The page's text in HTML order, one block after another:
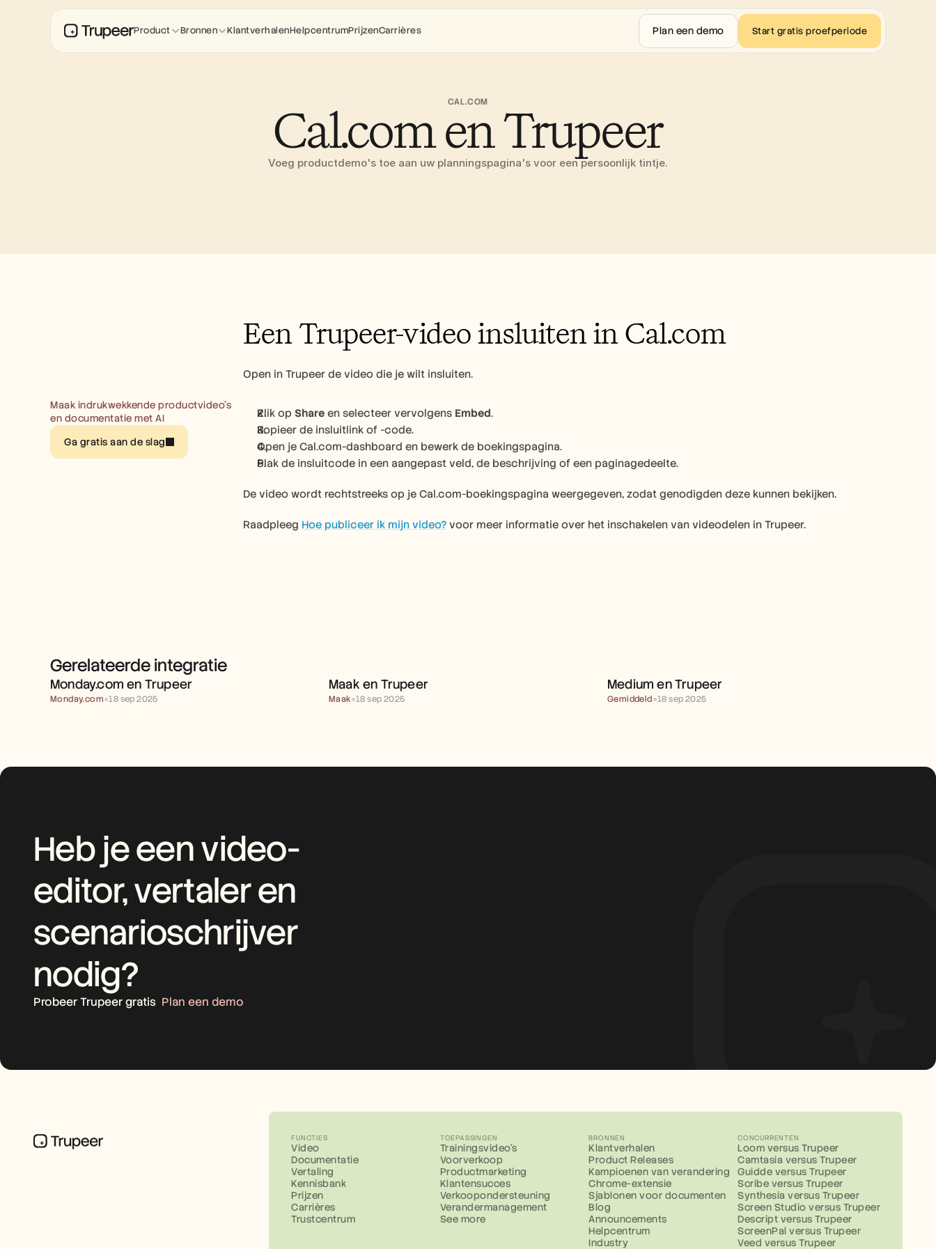
CAL.COM
Cal.com en Trupeer
Voeg productdemo's toe aan uw planningspagina's voor een persoonlijk tintje.
Maak indrukwekkende productvideo’s
en documentatie met AI
Ga gratis aan de slag
Een Trupeer-video insluiten in Cal.com
Open in Trupeer de video die je wilt insluiten.
Klik op Share en selecteer vervolgens Embed.
Kopieer de insluitlink of -code.
Open je Cal.com-dashboard en bewerk de boekingspagina.
Plak de insluitcode in een aangepast veld, de beschrijving of een paginagedeelte.
De video wordt rechtstreeks op je Cal.com-boekingspagina weergegeven, zodat genodigden deze kunnen bekijken.
Raadpleeg Hoe publiceer ik mijn video? voor meer informatie over het inschakelen van videodelen in Trupeer.
Gerelateerde integratie
MONDAY.COM EN TRUPEER
Monday.com en Trupeer
Monday.com●18 sep 2025
Maak en Trupeer
Maak●18 sep 2025
MEDIUM EN TRUPEER
Medium en Trupeer
Gemiddeld●18 sep 2025
Heb je een video-
editor, vertaler en
scenarioschrijver
nodig?
Probeer Trupeer gratis Plan een demo
FUNCTIES
Video
Documentatie
Vertaling
Kennisbank
Prijzen
Carrières
Trustcentrum
TOEPASSINGEN
Trainingsvideo's
Voorverkoop
Productmarketing
Klantensucces
Verkoopondersteuning
Verandermanagement
See more
BRONNEN
Klantverhalen
Product Releases
Kampioenen van verandering
Chrome-extensie
Sjablonen voor documenten
Blog
Announcements
Helpcentrum
Industry
CONCURRENTEN
Loom versus Trupeer
Camtasia versus Trupeer
Guidde versus Trupeer
Scribe versus Trupeer
Synthesia versus Trupeer
Screen Studio versus Trupeer
Descript versus Trupeer
ScreenPal versus Trupeer
Veed versus Trupeer
Product Bronnen KlantverhalenHelpcentrumPrijzenCarrières Plan een demo Start gratis proefperiode